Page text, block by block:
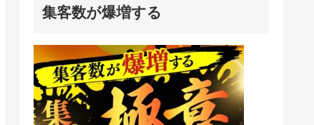
集客数が爆増する